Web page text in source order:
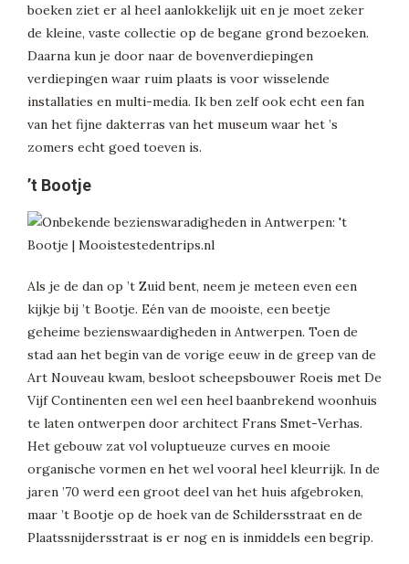
boeken ziet er al heel aanlokkelijk uit en je moet zeker
de kleine, vaste collectie op de begane grond bezoeken.
Daarna kun je door naar de bovenverdiepingen
verdiepingen waar ruim plaats is voor wisselende
installaties en multi-media. Ik ben zelf ook echt een fan
van het fijne dakterras van het museum waar het ’s
zomers echt goed toeven is.
’t Bootje
Als je de dan op ’t Zuid bent, neem je meteen even een
kijkje bij ’t Bootje. Eén van de mooiste, een beetje
geheime bezienswaardigheden in Antwerpen. Toen de
stad aan het begin van de vorige eeuw in de greep van de
Art Nouveau kwam, besloot scheepsbouwer Roeis met De
Vijf Continenten een wel een heel baanbrekend woonhuis
te laten ontwerpen door architect Frans Smet-Verhas.
Het gebouw zat vol voluptueuze curves en mooie
organische vormen en het wel vooral heel kleurrijk. In de
jaren ’70 werd een groot deel van het huis afgebroken,
maar ’t Bootje op de hoek van de Schildersstraat en de
Plaatssnijdersstraat is er nog en is inmiddels een begrip.